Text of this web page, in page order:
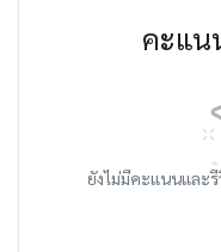
คะแน
ยังไม่มีคะแนนและ